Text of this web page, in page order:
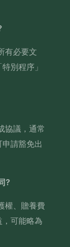
有必要文
別程序」
協議，通常
請豁免出
?
權、贍養費
可能略為